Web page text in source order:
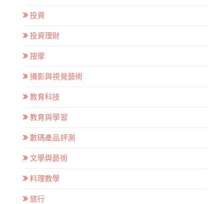
投資
投資理財
按摩
攝影與視覺藝術
教育科技
教育與學習
數碼產品評測
文學與藝術
料理教學
旅行